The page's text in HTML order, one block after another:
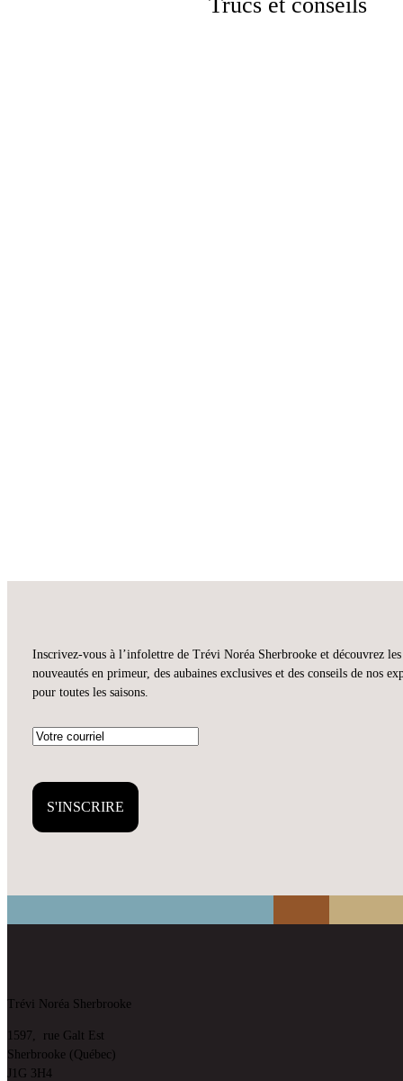
Trucs et conseils
Inscrivez-vous à l’infolettre de Trévi Noréa Sherbrooke et découvrez les
nouveautés en primeur, des aubaines exclusives et des conseils de nos
pour toutes les saisons.
Courriel
Trévi Noréa Sherbrooke
1597, rue Galt Est
Sherbrooke (Québec)
J1G 3H4